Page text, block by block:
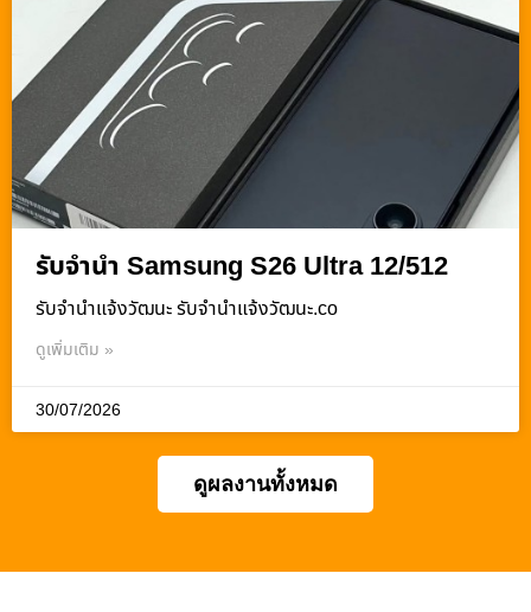
รับจำนำ Samsung S26 Ultra 12/512
รับจํานําแจ้งวัฒนะ รับจํานําแจ้งวัฒนะ.co
ดูเพิ่มเติม »
30/07/2026
ดูผลงานทั้งหมด